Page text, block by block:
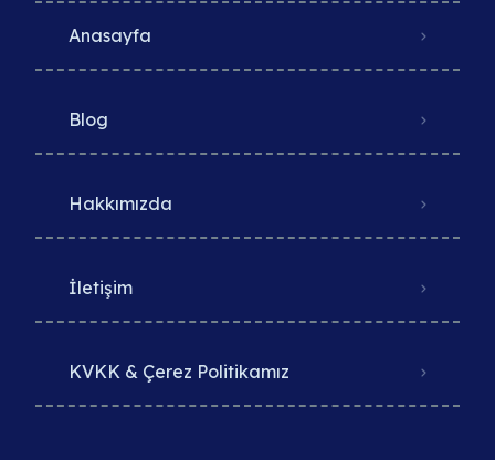
Anasayfa
Blog
Hakkımızda
İletişim
KVKK & Çerez Politikamız